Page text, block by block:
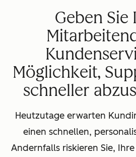
Geben Sie
Möglichkeit,
schneller
Heutzutage erwarten
einen schnellen,
Andernfalls riskieren Sie,